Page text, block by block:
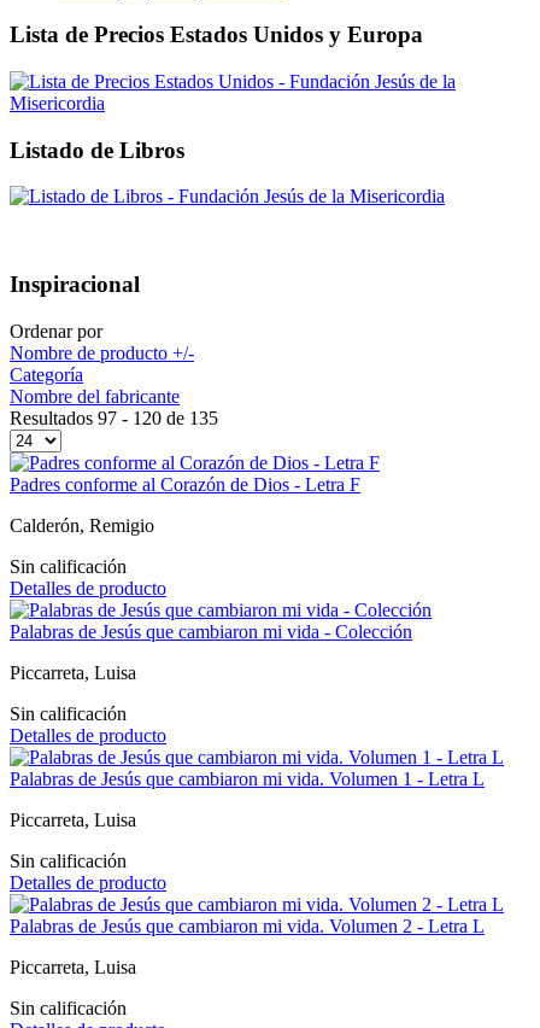
Lista de Precios Estados Unidos y Europa
Listado de Libros
Inspiracional
Ordenar por
Nombre de producto +/-
Categoría
Nombre del fabricante
Resultados 97 - 120 de 135
Padres conforme al Corazón de Dios - Letra F
Calderón, Remigio
Sin calificación
Detalles de producto
Palabras de Jesús que cambiaron mi vida - Colección
Piccarreta, Luisa
Sin calificación
Detalles de producto
Palabras de Jesús que cambiaron mi vida. Volumen 1 - Letra L
Piccarreta, Luisa
Sin calificación
Detalles de producto
Palabras de Jesús que cambiaron mi vida. Volumen 2 - Letra L
Piccarreta, Luisa
Sin calificación